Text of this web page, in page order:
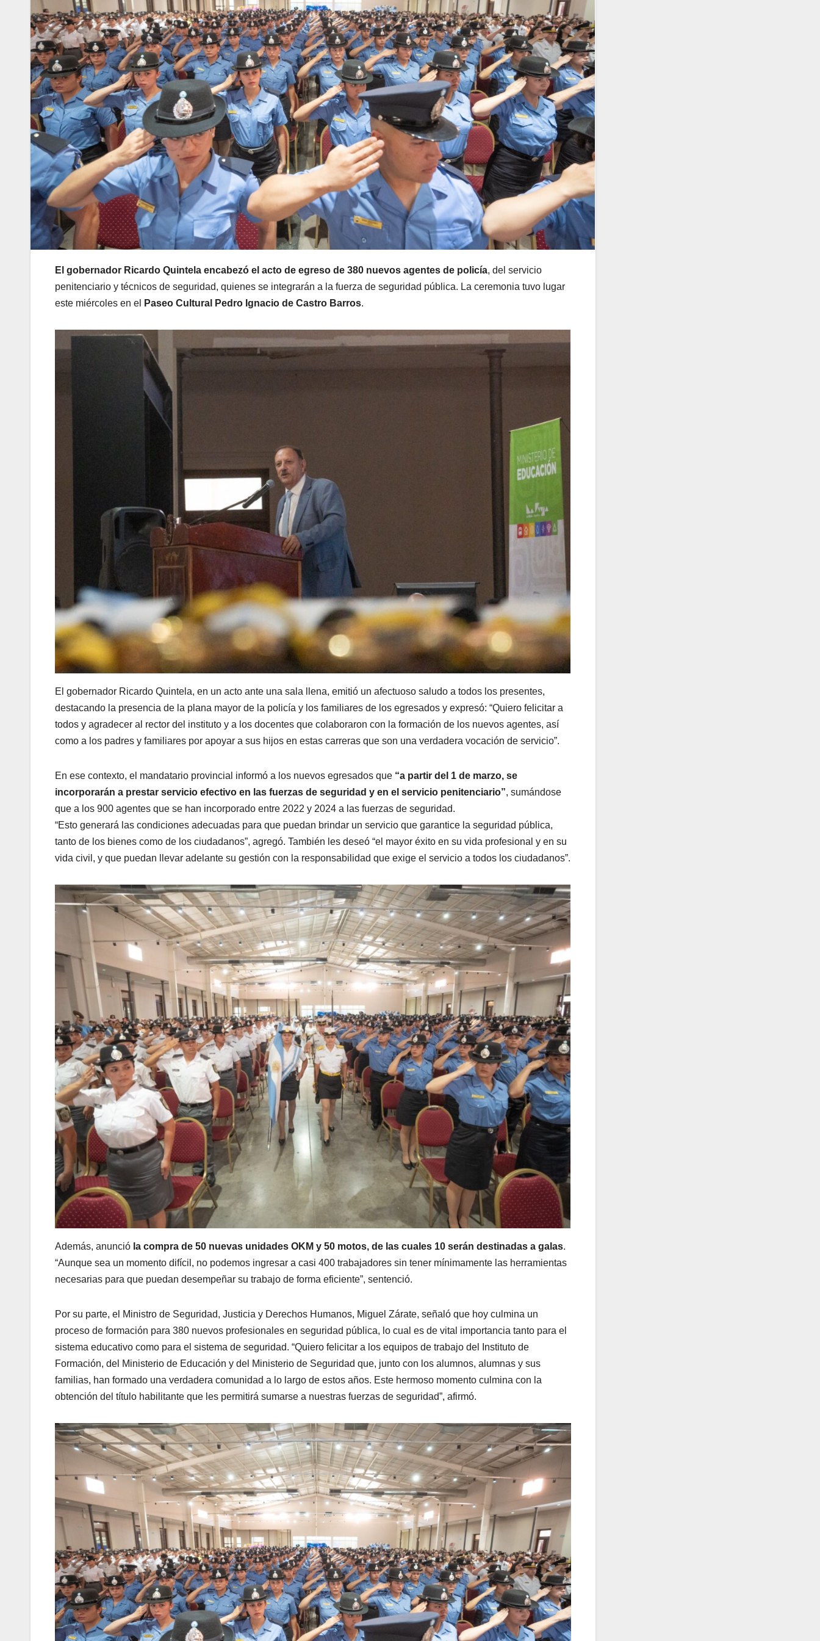
El gobernador Ricardo Quintela encabezó el acto de egreso de 380 nuevos agentes de policía, del servicio
penitenciario y técnicos de seguridad, quienes se integrarán a la fuerza de seguridad pública. La ceremonia tuvo lugar
este miércoles en el
Paseo Cultural Pedro Ignacio de Castro Barros.
El gobernador Ricardo Quintela, en un acto ante una sala llena, emitió un afectuoso saludo a todos los presentes,
destacando la presencia de la plana mayor de la policía y los familiares de los egresados y expresó: “Quiero felicitar a
todos y agradecer al rector del instituto y a los docentes que colaboraron con la formación de los nuevos agentes, así
como a los padres y familiares por apoyar a sus hijos en estas carreras que son una verdadera vocación de servicio”.
En ese contexto, el mandatario provincial informó a los nuevos egresados que “a partir del 1 de marzo, se
incorporarán a prestar servicio efectivo en las fuerzas de seguridad y en el servicio penitenciario”, sumándose
que a los 900 agentes que se han incorporado entre 2022 y 2024 a las fuerzas de seguridad.
“Esto generará las condiciones adecuadas para que puedan brindar un servicio que garantice la seguridad pública,
tanto de los bienes como de los ciudadanos”, agregó. También les deseó “el mayor éxito en su vida profesional y en su
vida civil, y que puedan llevar adelante su gestión con la responsabilidad que exige el servicio a todos los ciudadanos”.
Además, anunció la compra de 50 nuevas unidades OKM y 50 motos, de las cuales 10 serán destinadas a galas.
“Aunque sea un momento difícil, no podemos ingresar a casi 400 trabajadores sin tener mínimamente las herramientas
necesarias para que puedan desempeñar su trabajo de forma eficiente”, sentenció.
Por su parte, el Ministro de Seguridad, Justicia y Derechos Humanos, Miguel Zárate, señaló que hoy culmina un
proceso de formación para 380 nuevos profesionales en seguridad pública, lo cual es de vital importancia tanto para el
sistema educativo como para el sistema de seguridad. “Quiero felicitar a los equipos de trabajo del Instituto de
Formación, del Ministerio de Educación y del Ministerio de Seguridad que, junto con los alumnos, alumnas y sus
familias, han formado una verdadera comunidad a lo largo de estos años. Este hermoso momento culmina con la
obtención del título habilitante que les permitirá sumarse a nuestras fuerzas de seguridad”, afirmó.